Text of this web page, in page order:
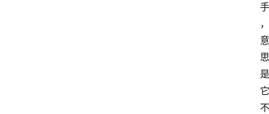
手
，
意
思
是
它
不